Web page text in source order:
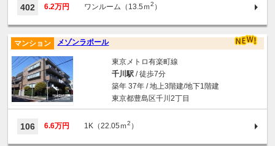
402 6.2万円 ワンルーム（13.5ｍ2 ）
メゾンラポール
マンション
東京メトロ有楽町線
千川駅/ 徒歩7分
築年 37年 / 地上3階建/地下1階建
東京都豊島区千川2丁目
106 6.6万円 1K（22.05ｍ2 ）